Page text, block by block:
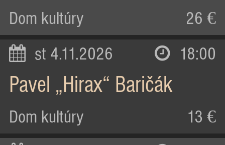
Dom kultúry 26 €
st 4.11.2026 18:00
Pavel „Hirax“ Baričák
Dom kultúry 13 €